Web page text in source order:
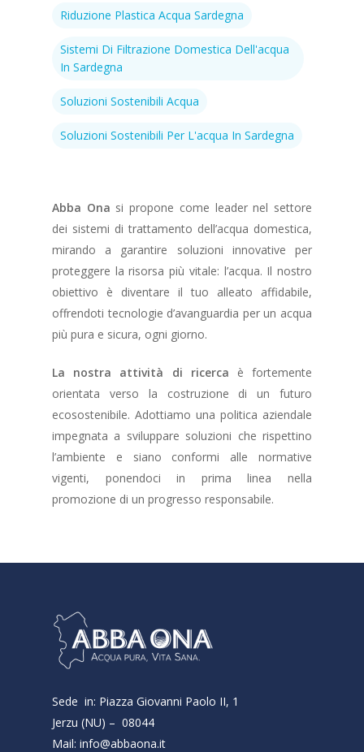
Riduzione Plastica Acqua Sardegna
Sistemi Di Filtrazione Domestica Dell'acqua
In Sardegna
Soluzioni Sostenibili Acqua
Soluzioni Sostenibili Per L'acqua In Sardegna
Abba Ona si propone come leader nel settore
dei sistemi di trattamento dell’acqua domestica,
mirando a garantire soluzioni innovative per
proteggere la risorsa più vitale: l’acqua. Il nostro
obiettivo è diventare il tuo alleato affidabile,
offrendoti tecnologie d’avanguardia per un acqua
più pura e sicura, ogni giorno.
La nostra attività di ricerca è fortemente
orientata verso la costruzione di un futuro
ecosostenibile. Adottiamo una politica aziendale
impegnata a sviluppare soluzioni che rispettino
l’ambiente e siano conformi alle normative
vigenti, ponendoci in prima linea nella
promozione di un progresso responsabile.
Sede in: Piazza Giovanni Paolo II, 1
Jerzu (NU) – 08044
Mail: info@abbaona.it